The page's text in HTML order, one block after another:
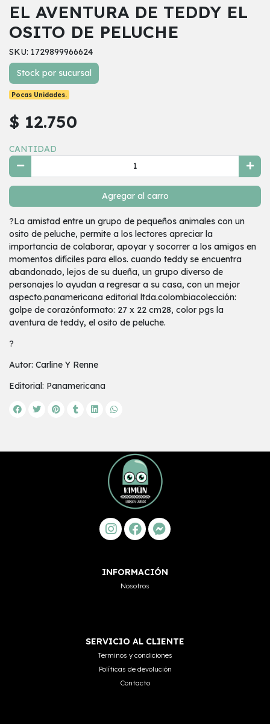
EL AVENTURA DE TEDDY EL
OSITO DE PELUCHE
SKU: 1729899966624
Stock por sucursal
Pocas Unidades.
$ 12.750
CANTIDAD
Agregar al carro
?La amistad entre un grupo de pequeños animales con un
osito de peluche, permite a los lectores apreciar la
importancia de colaborar, apoyar y socorrer a los amigos en
momentos difíciles para ellos. cuando teddy se encuentra
abandonado, lejos de su dueña, un grupo diverso de
personajes lo ayudan a regresar a su casa, con un mejor
aspecto.panamericana editorial ltda.colombiacolección:
golpe de corazónformato: 27 x 22 cm28, color pgs la
aventura de teddy, el osito de peluche.
?
Autor: Carline Y Renne
Editorial: Panamericana
INFORMACIÓN
Nosotros
SERVICIO AL CLIENTE
Terminos y condiciones
Políticas de devolución
Contacto